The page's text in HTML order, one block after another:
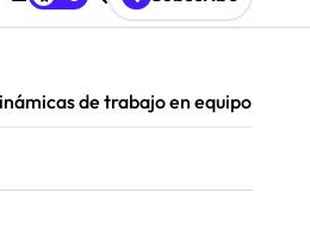
de trabajo en equipo